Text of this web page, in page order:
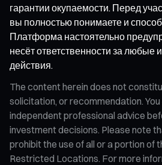
гарантии окупаемости. Перед
вы полностью понимаете и
Платформа настоятельно
несёт ответственности за любые
действия.
The content herein does not
solicitation, or recommendation.
independent professional advice
investment decisions. Please note
prohibit the use of all or a portion of
Restricted Locations. For more